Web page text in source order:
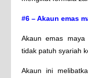
#6 – Akaun emas
Akaun emas maya
tidak patuh syariah
Akaun ini